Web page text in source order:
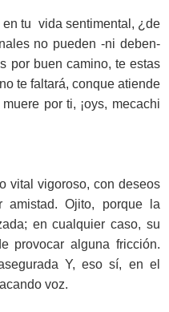
tu vida sentimental, ¿de
no pueden -ni deben-
por buen camino, te estas
te faltará, conque atiende
por ti, ¡oys, mecachi
vital vigoroso, con deseos
amistad. Ojito, porque la
en cualquier caso, su
provocar alguna fricción.
Y, eso sí, en el
voz.